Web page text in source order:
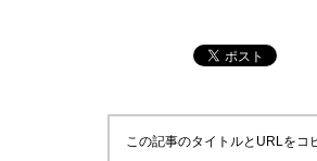
この記事のタイトルとURLをコ